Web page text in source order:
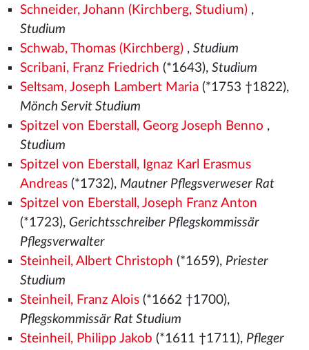
Schneider, Johann (Kirchberg, Studium),
Studium
Schwab, Thomas (Kirchberg), Studium
Scribani, Franz Friedrich (*1643), Studium
Seltsam, Joseph Lambert Maria(*1753 †1822),
Mönch Servit Studium
Spitzel von Eberstall, Georg Joseph Benno ,
Studium
Spitzel von Eberstall, Ignaz Karl Erasmus
Andreas(*1732), Mautner Pflegsverweser Rat
Spitzel von Eberstall, Joseph Franz Anton
(*1723), Gerichtsschreiber Pflegskommissär
Pflegsverwalter
Steinheil, Albert Christoph (*1659), Priester
Studium
Steinheil, Franz Alois(*1662 †1700),
Pflegskommissär Rat Studium
Steinheil, Philipp Jakob (*1611 †1711), Pfleger